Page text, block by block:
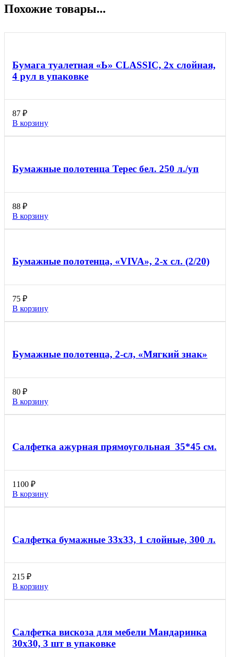
Похожие товары...
Бумага туалетная «Ь» CLASSIC, 2х слойная,
4 рул в упаковке
87 ₽
В корзину
Бумажные полотенца Терес бел. 250 л./уп
88 ₽
В корзину
Бумажные полотенца, «VIVA», 2-х сл. (2/20)
75 ₽
В корзину
Бумажные полотенца, 2-сл, «Мягкий знак»
80 ₽
В корзину
Салфетка ажурная прямоугольная 35*45 см.
1100 ₽
В корзину
Салфетка бумажные 33х33, 1 слойные, 300 л.
215 ₽
В корзину
Салфетка вискоза для мебели Мандаринка
30х30, 3 шт в упаковке